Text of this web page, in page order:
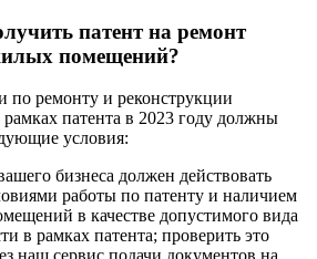
патент на ремонт
помещений?
по ремонту и реконструкции
патента в 2023 году должны
условия:
бизнеса должен действовать
работы по патенту и наличием
в качестве допустимого вида
в рамках патента; проверить это